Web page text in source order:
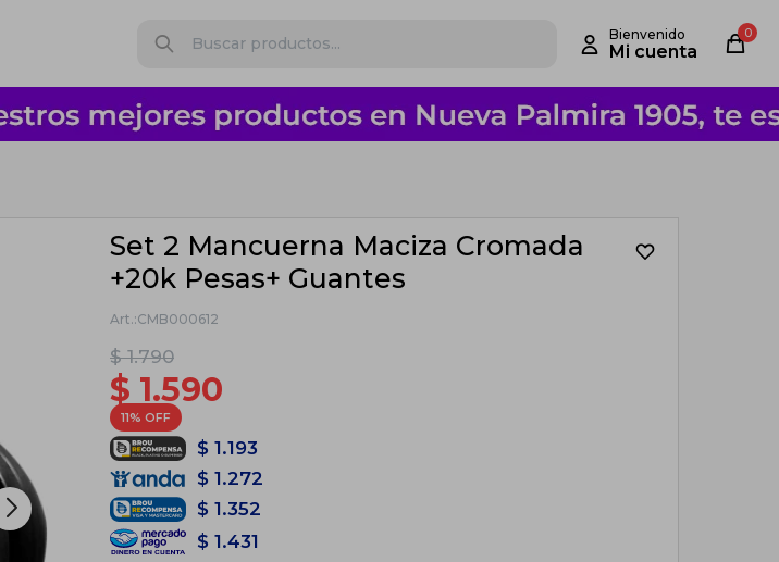
0
Set 2 Mancuerna Maciza Cromada
+20k Pesas+ Guantes
CMB000612
$ 1.790
$ 1.590
11
$ 1.193
$ 1.272
$ 1.352
$ 1.431